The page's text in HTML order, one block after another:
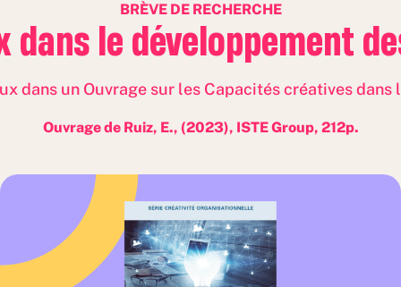
BRÈVE DE RECHERCHE
le développement
dans un Ouvrage sur les Capacités créatives dans
Ouvrage de Ruiz, E., (2023), ISTE Group, 212p.